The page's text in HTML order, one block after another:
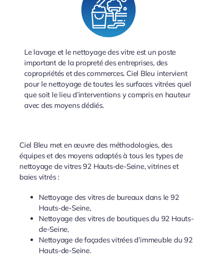
Le lavage et le nettoyage des vitre est un poste
important de la propreté des entreprises, des
copropriétés et des commerces. Ciel Bleu intervient
pour le nettoyage de toutes les surfaces vitrées quel
que soit le lieu d’interventions y compris en hauteur
avec des moyens dédiés.
Ciel Bleu met en œuvre des méthodologies, des
équipes et des moyens adaptés à tous les types de
nettoyage de vitres 92 Hauts-de-Seine, vitrines et
baies vitrés :
Nettoyage des vitres de bureaux dans le 92
Hauts-de-Seine,
Nettoyage des vitres de boutiques du 92 Hauts-
de-Seine,
Nettoyage de façades vitrées d’immeuble du 92
Hauts-de-Seine.